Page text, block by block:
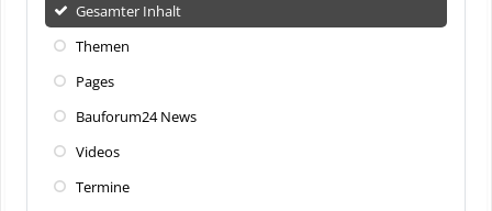
Gesamter Inhalt
Themen
Pages
Bauforum24 News
Videos
Termine